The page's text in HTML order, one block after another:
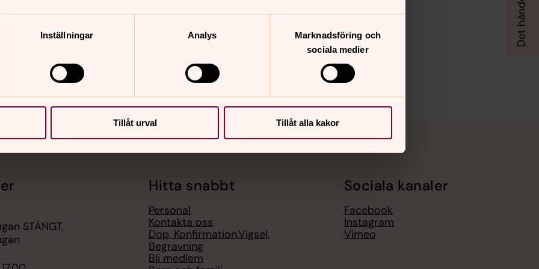
Inställningar Analys
Marknadsföring och
sociala medier
Tillåt urval Tillåt alla kakor
STÄNGT,
Hitta snabbt
Personal
Kontakta oss
Dop, Konfirmation,Vigsel,
Begravning
Bli medlem
Sociala kanaler
Facebook
Instagram
Vimeo